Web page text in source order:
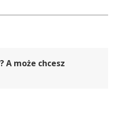
A może chcesz